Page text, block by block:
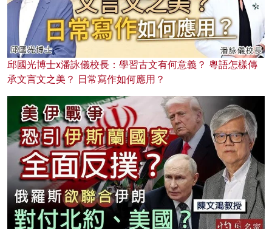
邱國光博士x潘詠儀校長：學習古文有何意義？ 粵語怎樣傳
承文言文之美？ 日常寫作如何應用？